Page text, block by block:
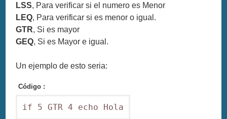
LSS, Para verificar si el numero es Menor
LEQ, Para verificar si es menor o igual.
GTR, Si es mayor
GEQ, Si es Mayor e igual.
Un ejemplo de esto seria:
Código :
if 5 GTR 4 echo Hola